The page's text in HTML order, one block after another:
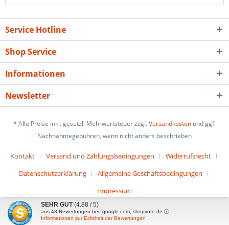
Service Hotline
Shop Service
Informationen
Newsletter
* Alle Preise inkl. gesetzl. Mehrwertsteuer zzgl.Versandkosten und ggf.
Nachnahmegebühren, wenn nicht anders beschrieben
Kontakt Versand und Zahlungsbedingungen
Widerrufsrecht
Datenschutzerklärung
Allgemeine Geschäftsbedingungen
Impressum
SEHR GUT (4.88 / 5)
aus 48 Bewertungen bei: google.com, shopvote.de ⓘ
Informationen zur Echtheit der Bewertungen